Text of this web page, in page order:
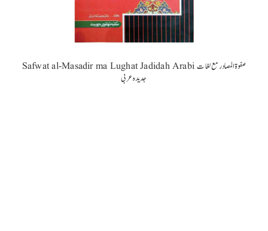
Safwat al-Masadir ma Lughat Jadidah Arabi صفوة المصادر مع لغات
جدیدہ عربی